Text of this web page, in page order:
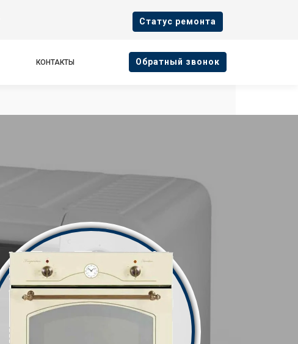
Cтатус ремонта
КОНТАКТЫ Oбратный звонок